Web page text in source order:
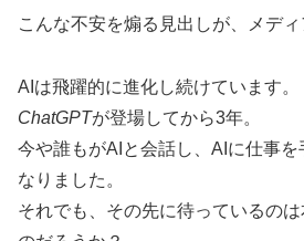
こんな不安を煽る見出しが、メディ
AIは飛躍的に進化し続けています。
ChatGPTが登場してから3年。
今や誰もがAIと会話し、AIに仕事
なりました。
それでも、その先に待っているのは